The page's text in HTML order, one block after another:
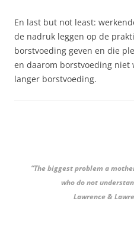
En last but not least:
de nadruk leggen op de
borstvoeding geven en die
en daarom borstvoeding niet
langer borstvoeding.
“The biggest problem a
who do not
Lawrence &